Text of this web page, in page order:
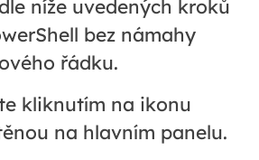
níže uvedených kroků
bez námahy
řádku.
kliknutím na ikonu
na hlavním panelu.